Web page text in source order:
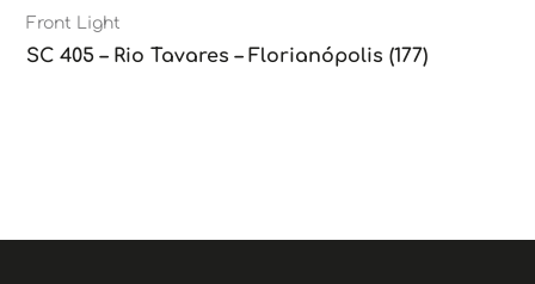
Front Light
SC 405 – Rio Tavares – Florianópolis (177)